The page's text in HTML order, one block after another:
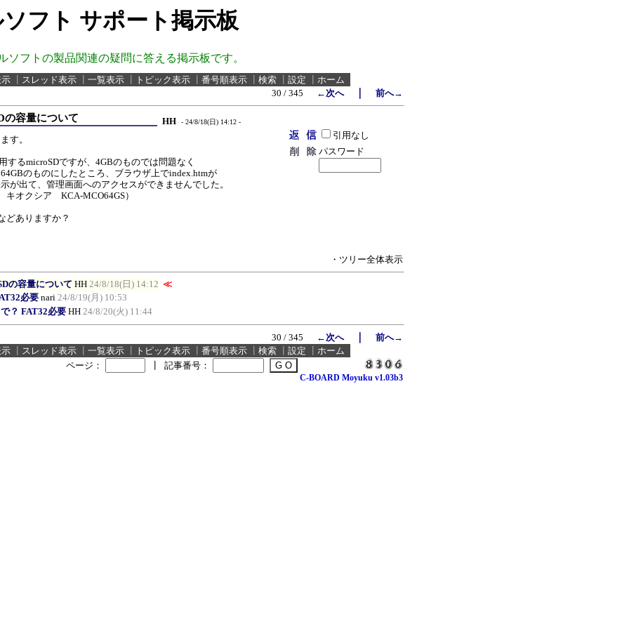
フト サポート掲示板
ソフトの製品関連の疑問に答える掲示板です。
スレッド表示 一覧表示 トピック表示 番号順表示 検索 設定
ホーム
30 / 345
←次へ｜ 前へ→
の容量について HH - 24/8/18(日) 14:12 -
す。
するmicroSDですが、4GBのものでは問題なく
のものにしたところ、ブラウザ上でindex.htmが
が出て、管理画面へのアクセスができませんでした。
キオクシア KCA-MCO64GS）
どありますか？
引用なし
パスワード
・ツリー全体表示
の容量について HH 24/8/18(日) 14:12 ≪
必要 nari 24/8/19(月) 10:53
？ FAT32必要HH 24/8/20(火) 11:44
30 / 345 ←次へ｜ 前へ→
スレッド表示 一覧表示 トピック表示 番号順表示 検索 設定
ホーム
ページ：
記事番号：
C-BOARD Moyuku v1.03b3